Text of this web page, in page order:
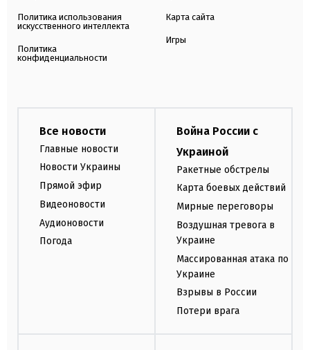
Политика использования
искусственного интеллекта
Политика
конфиденциальности
Карта сайта
Игры
Все новости
Главные новости
Новости Украины
Прямой эфир
Видеоновости
Аудионовости
Погода
Война России с
Украиной
Ракетные обстрелы
Карта боевых действий
Мирные переговоры
Воздушная тревога в
Украине
Массированная атака по
Украине
Взрывы в России
Потери врага